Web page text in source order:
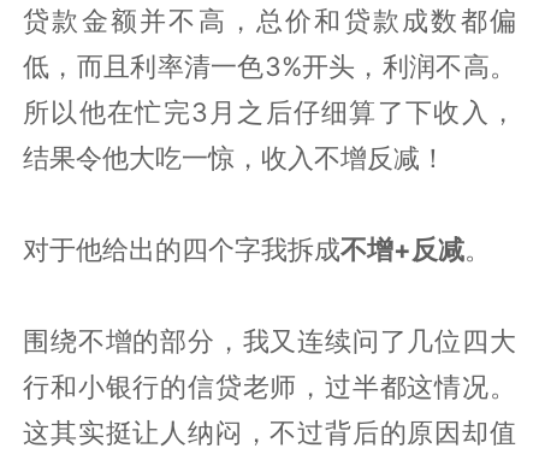
贷款金额并不高，总价和贷款成数都偏
低，而且利率清一色3%开头，利润不高。
所以他在忙完3月之后仔细算了下收入，
结果令他大吃一惊，收入不增反减！
对于他给出的四个字我拆成不增+反减。
围绕不增的部分，我又连续问了几位四大
行和小银行的信贷老师，过半都这情况。
这其实挺让人纳闷，不过背后的原因却值